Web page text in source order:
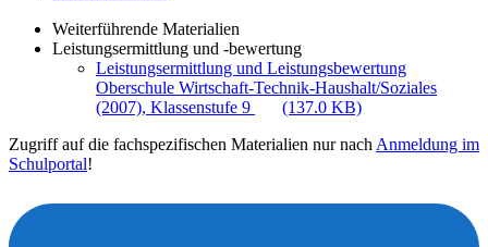
Weiterführende Materialien
Leistungsermittlung und -bewertung
Leistungsermittlung und Leistungsbewertung
Oberschule Wirtschaft-Technik-Haushalt/Soziales
(2007), Klassenstufe 9
(137.0 KB)
Zugriff auf die fachspezifischen Materialien nur nach Anmeldung im
Schulportal!